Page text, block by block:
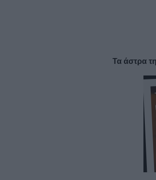
Τα άστρα